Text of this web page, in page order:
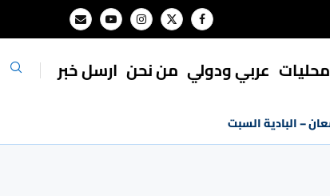
محليات ⁠عربي ودولي من نحن ارسل خبر
– البادية السبت